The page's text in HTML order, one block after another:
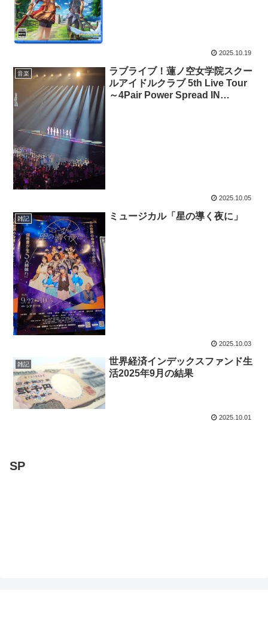
2025.10.19
音楽
ラブライブ！蓮ノ空女学院スクー
ルアイドルクラブ 5th Live Tour
～4Pair Power Spread IN
2025.10.05
雑記 ミュージカル「星の導く夜に」
2025.10.03
雑記
世界経済インデックスファンド生
活2025年9月の結果
2025.10.01
SP